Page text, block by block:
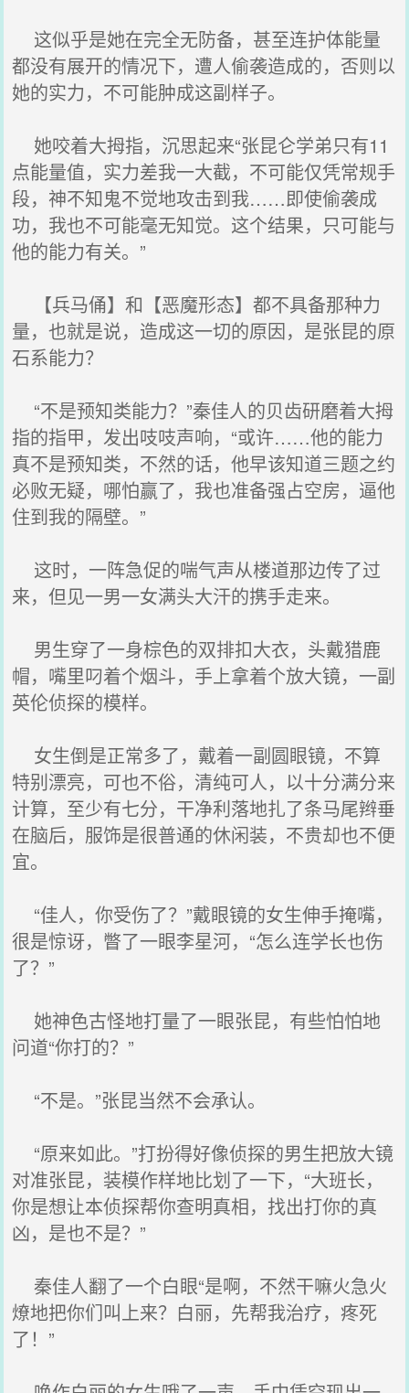
这似乎是她在完全无防备，甚至连护体能量
都没有展开的情况下，遭人偷袭造成的，否则以
她的实力，不可能肿成这副样子。
她咬着大拇指，沉思起来“张昆仑学弟只有11
点能量值，实力差我一大截，不可能仅凭常规手
段，神不知鬼不觉地攻击到我……即使偷袭成
功，我也不可能毫无知觉。这个结果，只可能与
他的能力有关。”
【兵马俑】和【恶魔形态】都不具备那种力
量，也就是说，造成这一切的原因，是张昆的原
石系能力？
“不是预知类能力？”秦佳人的贝齿研磨着大拇
指的指甲，发出吱吱声响，“或许……他的能力
真不是预知类，不然的话，他早该知道三题之约
必败无疑，哪怕赢了，我也准备强占空房，逼他
住到我的隔壁。”
这时，一阵急促的喘气声从楼道那边传了过
来，但见一男一女满头大汗的携手走来。
男生穿了一身棕色的双排扣大衣，头戴猎鹿
帽，嘴里叼着个烟斗，手上拿着个放大镜，一副
英伦侦探的模样。
女生倒是正常多了，戴着一副圆眼镜，不算
特别漂亮，可也不俗，清纯可人，以十分满分来
计算，至少有七分，干净利落地扎了条马尾辫垂
在脑后，服饰是很普通的休闲装，不贵却也不便
宜。
“佳人，你受伤了？”戴眼镜的女生伸手掩嘴，
很是惊讶，瞥了一眼李星河，“怎么连学长也伤
了？”
她神色古怪地打量了一眼张昆，有些怕怕地
问道“你打的？”
“不是。”张昆当然不会承认。
“原来如此。”打扮得好像侦探的男生把放大镜
对准张昆，装模作样地比划了一下，“大班长，
你是想让本侦探帮你查明真相，找出打你的真
凶，是也不是？”
秦佳人翻了一个白眼“是啊，不然干嘛火急火
燎地把你们叫上来？白丽，先帮我治疗，疼死
了！”